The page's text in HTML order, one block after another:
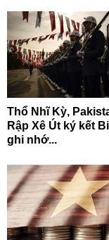
Thổ Nhĩ Kỳ,
Rập Xê Út ký kết
ghi nhớ...